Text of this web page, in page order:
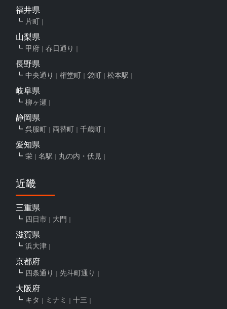
福井県
片町
山梨県
甲府 春日通り
長野県
中央通り 権堂町 袋町 松本駅
岐阜県
柳ヶ瀬
静岡県
呉服町 両替町 千歳町
愛知県
栄 名駅 丸の内・伏見
近畿
三重県
四日市 大門
滋賀県
浜大津
京都府
四条通り 先斗町通り
大阪府
キタ ミナミ 十三